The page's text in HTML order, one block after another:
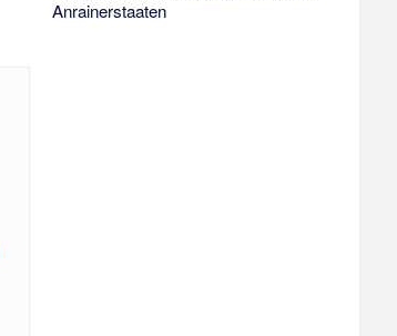
Anrainerstaaten